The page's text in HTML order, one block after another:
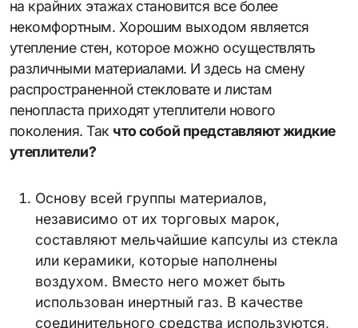
на крайних этажах становится все более
некомфортным. Хорошим выходом является
утепление стен, которое можно осуществлять
различными материалами. И здесь на смену
распространенной стекловате и листам
пенопласта приходят утеплители нового
поколения. Так что собой представляют жидкие
утеплители?
Основу всей группы материалов,
независимо от их торговых марок,
составляют мельчайшие капсулы из стекла
или керамики, которые наполнены
воздухом. Вместо него может быть
использован инертный газ. В качестве
соединительного средства используются,